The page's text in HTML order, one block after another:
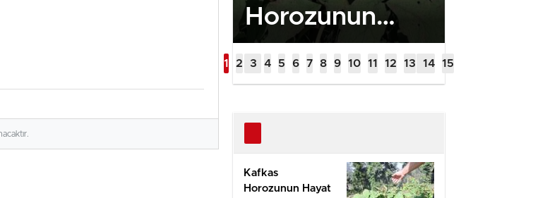
Horozunun
Hayat Alanı
Maden
Kafkas
Horozunun Hayat